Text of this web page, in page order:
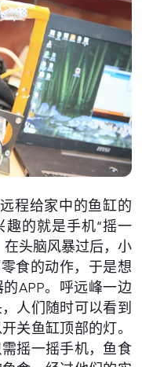
程给家中的鱼缸的
趣的就是手机“摇一
头脑风暴过后，小
食的动作，于是想
APP。呼远峰一边
人们随时可以看到
关鱼缸顶部的灯。
摇一摇手机，鱼食